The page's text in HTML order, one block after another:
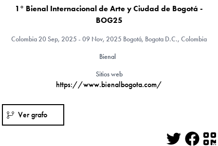
1° Bienal Internacional de Arte y Ciudad de Bogotá -
BOG25
Colombia20 Sep, 2025 - 09 Nov, 2025 Bogotá, Bogota D.C., Colombia
Bienal
Sitios web
https://www.bienalbogota.com/
Ver grafo